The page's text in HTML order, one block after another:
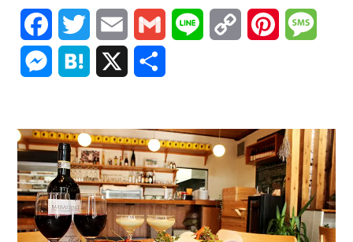
FacebookTwitterEmail Gmail Line
Copy
Link
Pinterest
Messenger
Hatena